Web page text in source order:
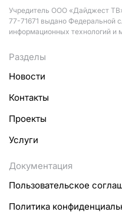
Учредитель ООО «Дайджест
77-71671 выдано Федеральной
информационных технологий и
Разделы
Новости
Контакты
Проекты
Услуги
Документация
Пользовательское
Политика